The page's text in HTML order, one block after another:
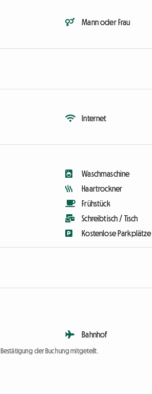
Mann oder Frau
Internet
Waschmaschine
Haartrockner
Frühstück
Schreibtisch / Tisch
Kostenlose Parkplätze
Bahnhof
der Buchung mitgeteilt.